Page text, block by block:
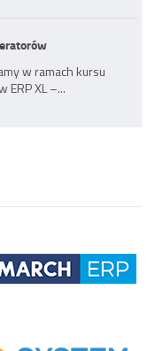
w ramach kursu
ERP XL –...